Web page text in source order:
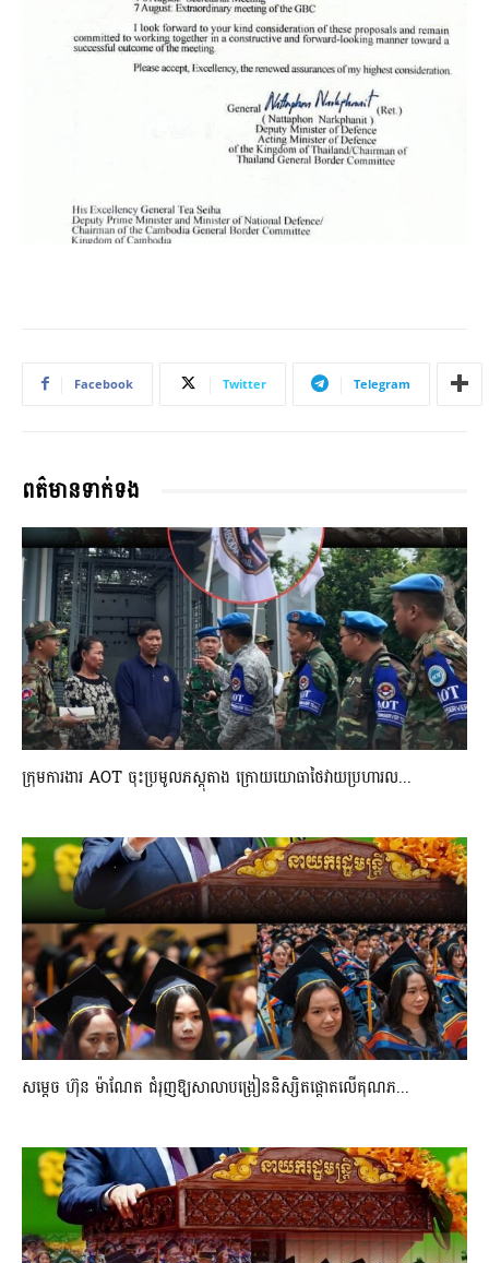
Facebook Twitter Telegram
ពត៌មានទាក់ទង
ក្រុមការងារ AOT ចុះប្រមូលភស្តុតាង ក្រោយយោធាថៃវាយប្រហារល...
សម្តេច ហ៊ុន ម៉ាណែត ជំរុញឱ្យសាលាបង្រៀននិស្សិតផ្តោតលើគុណភ...